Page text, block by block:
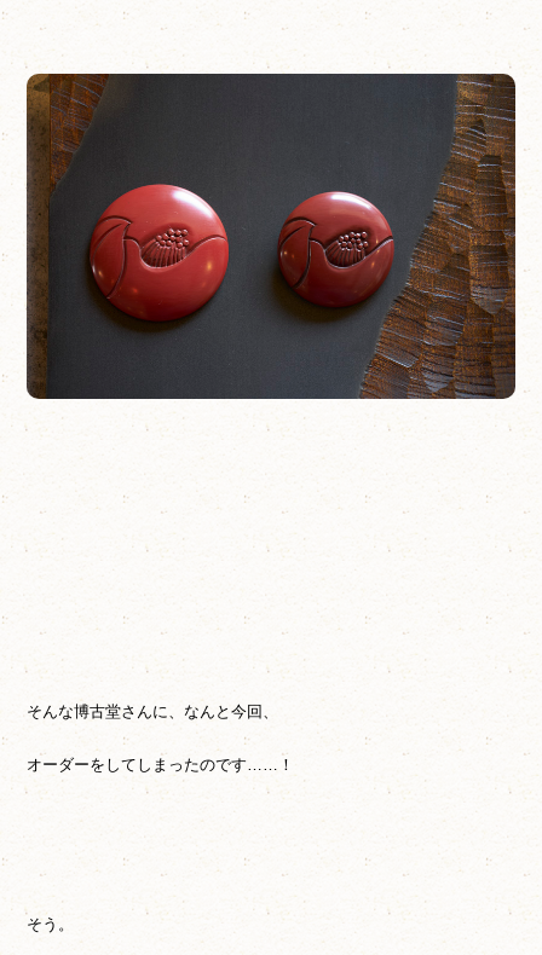
そんな博古堂さんに、なんと今回、
オーダーをしてしまったのです……！
そう。